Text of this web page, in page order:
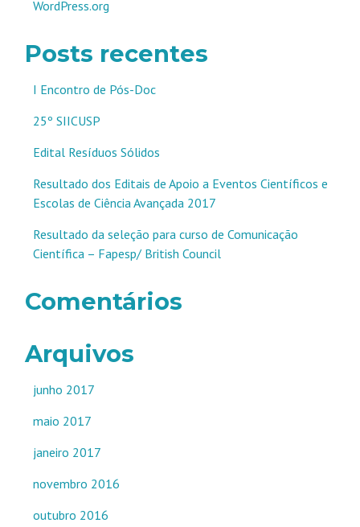
WordPress.org
Posts recentes
I Encontro de Pós-Doc
25º SIICUSP
Edital Resíduos Sólidos
Resultado dos Editais de Apoio a Eventos Científicos e
Escolas de Ciência Avançada 2017
Resultado da seleção para curso de Comunicação
Científica – Fapesp/ British Council
Comentários
Arquivos
junho 2017
maio 2017
janeiro 2017
novembro 2016
outubro 2016